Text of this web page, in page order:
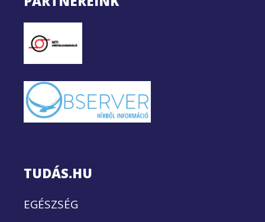
TUDÁS.HU
EGÉSZSÉG